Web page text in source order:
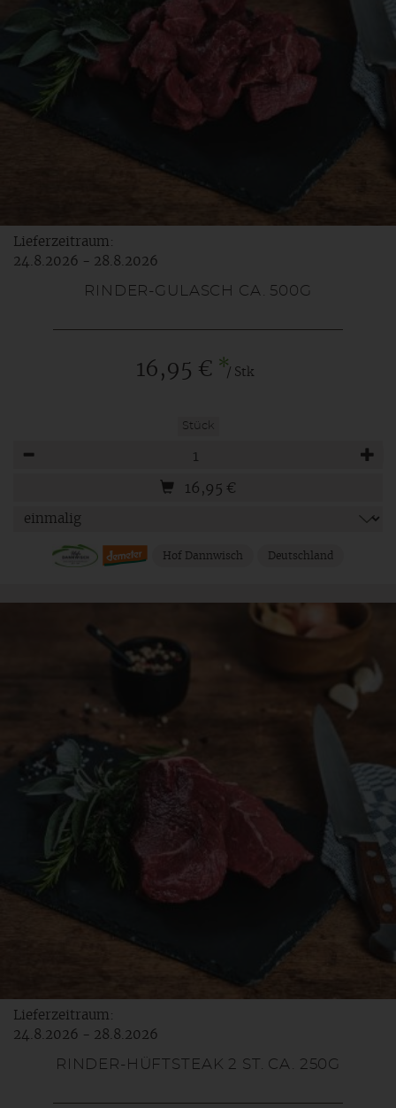
Lieferzeitraum:
24.8.2026 - 28.8.2026
RINDER-GULASCH CA. 500G
16,95 € */ Stk
Stück
16,95 €
Hof Dannwisch Deutschland
Lieferzeitraum:
24.8.2026 - 28.8.2026
RINDER-HÜFTSTEAK 2 ST. CA. 250G